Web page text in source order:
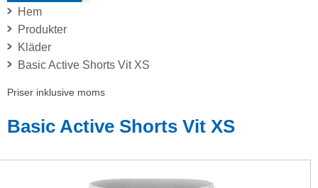
Hem
Produkter
Kläder
Basic Active Shorts Vit XS
Priser inklusive moms
Basic Active Shorts Vit XS